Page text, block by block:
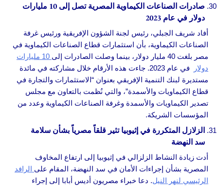
صادرات الصناعات الكيماوية المصرية تصل إلى 10 مليارات
دولار في عام 2023
أفاد شريف الجبلي، رئيس لجنة الشؤون الإفريقية ورئيس غرفة
الصناعات الكيماوية، بأن استثمارات قطاع الصناعات الكيماوية في
مصر بلغت 40 مليار دولار، بينما وصلت الصادرات إلى
10 مليارات
دولار
في عام 2023. جاءت هذه الأرقام خلال مشاركته في مائدة
مستديرة لبنك التنمية الإفريقي بعنوان “الاستثمارات والتجارة في
قطاع الكيماويات والأسمدة”، والتي نُظمت بالتعاون مع مجلس
تصدير الكيماويات والأسمدة وغرفة الصناعات الكيماوية وعدد من
المؤسسات الشريكة.
الزلازل المتكررة في إثيوبيا تثير قلقاً مصرياً بشأن سلامة
سد النهضة
أدت زيادة النشاط الزلزالي في إثيوبيا إلى ارتفاع المخاوف
المصرية بشأن إجراءات الأمان في سد النهضة، المقام على الرافد
الرئيسي لنهر النيل. دعا خبراء مصريون أديس أبابا إلى إجراء